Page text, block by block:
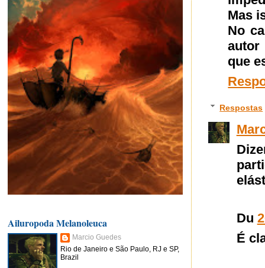
Mas
No
autor
que
Respostas
Du
É
Ailuropoda Melanoleuca
Marcio Guedes
Rio de Janeiro e São Paulo, RJ e SP,
Brazil